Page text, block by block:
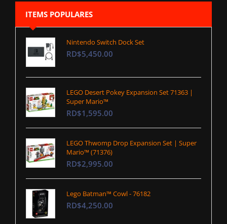
ITEMS POPULARES
Nintendo Switch Dock Set
RD$5,450.00
LEGO Desert Pokey Expansion Set 71363 |
Super Mario™
RD$1,595.00
LEGO Thwomp Drop Expansion Set | Super
Mario™ (71376)
RD$2,995.00
Lego Batman™ Cowl - 76182
RD$4,250.00